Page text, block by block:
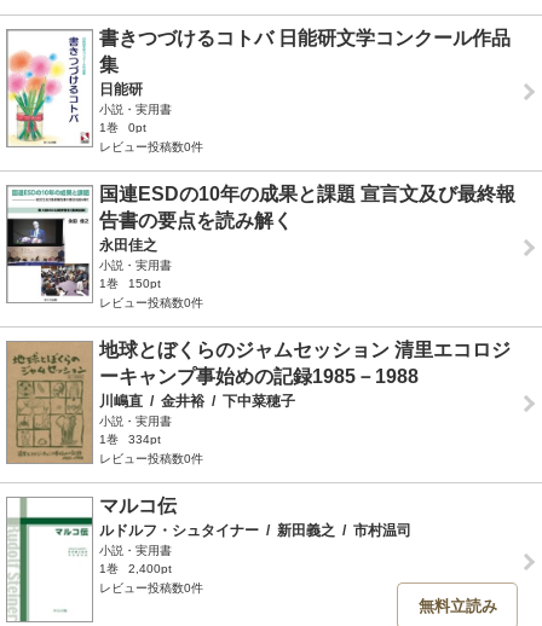
書きつづけるコトバ 日能研文学コンクール作品
集
日能研
小説・実用書
1巻
0pt
レビュー投稿数0件
国連ESDの10年の成果と課題 宣言文及び最終報
告書の要点を読み解く
永田佳之
小説・実用書
1巻
150pt
レビュー投稿数0件
地球とぼくらのジャムセッション 清里エコロジ
ーキャンプ事始めの記録1985－1988
川嶋直 / 金井裕 / 下中菜穂子
小説・実用書
1巻
334pt
レビュー投稿数0件
マルコ伝
ルドルフ・シュタイナー / 新田義之 / 市村温司
小説・実用書
1巻
2,400pt
レビュー投稿数0件
無料立読み